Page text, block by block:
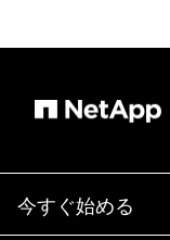
今すぐ始める